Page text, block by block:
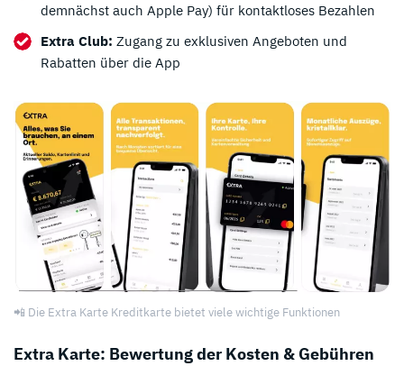
demnächst auch Apple Pay) für kontaktloses Bezahlen
Extra Club: Zugang zu exklusiven Angeboten und
Rabatten über die App
📲 Die Extra Karte Kreditkarte bietet viele wichtige Funktionen
Extra Karte: Bewertung der Kosten & Gebühren